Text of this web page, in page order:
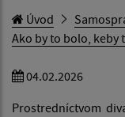
Úvod
Ako by to bolo, keby
04.02.2026
Prostredníctvom